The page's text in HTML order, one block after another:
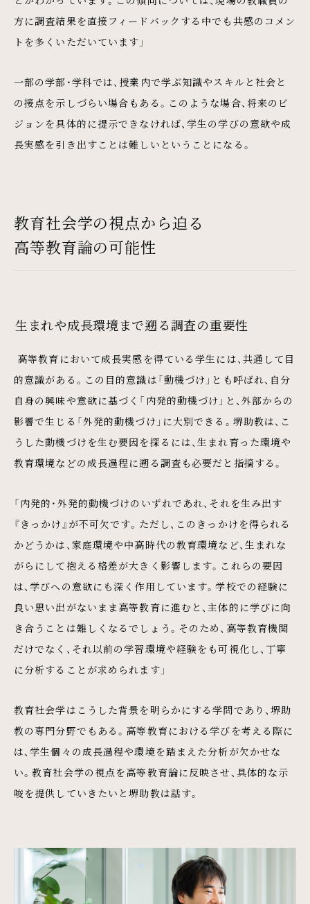
方に調査結果を直接フィードバックする中でも共感のコメン
トを多くいただいています」
一部の学部・学科では、授業内で学ぶ知識やスキルと社会と
の接点を示しづらい場合もある。このような場合、将来のビ
ジョンを具体的に提示できなければ、学生の学びの意欲や成
長実感を引き出すことは難しいということになる。
教育社会学の視点から迫る
高等教育論の可能性
生まれや成長環境まで遡る調査の重要性
高等教育において成長実感を得ている学生には、共通して目
的意識がある。この目的意識は「動機づけ」とも呼ばれ、自分
自身の興味や意欲に基づく「内発的動機づけ」と、外部からの
影響で生じる「外発的動機づけ」に大別できる。堺助教は、こ
うした動機づけを生む要因を探るには、生まれ育った環境や
教育環境などの成長過程に遡る調査も必要だと指摘する。
「内発的・外発的動機づけのいずれであれ、それを生み出す
『きっかけ』が不可欠です。ただし、このきっかけを得られる
かどうかは、家庭環境や中高時代の教育環境など、生まれな
がらにして抱える格差が大きく影響します。これらの要因
は、学びへの意欲にも深く作用しています。学校での経験に
良い思い出がないまま高等教育に進むと、主体的に学びに向
き合うことは難しくなるでしょう。そのため、高等教育機関
だけでなく、それ以前の学習環境や経験をも可視化し、丁寧
に分析することが求められます」
教育社会学はこうした背景を明らかにする学問であり、堺助
教の専門分野でもある。高等教育における学びを考える際に
は、学生個々の成長過程や環境を踏まえた分析が欠かせな
い。教育社会学の視点を高等教育論に反映させ、具体的な示
唆を提供していきたいと堺助教は話す。